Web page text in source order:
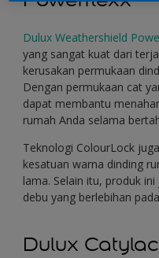
Dulux Weathershield
yang sangat kuat dari
kerusakan permukaan
Dengan permukaan cat
dapat membantu
rumah Anda selama
Teknologi ColourLock
kesatuan warna dinding
lama. Selain itu, produk
debu yang berlebihan
Dulux